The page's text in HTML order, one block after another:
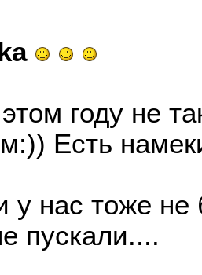
году не
Есть
у нас тоже
пускали....